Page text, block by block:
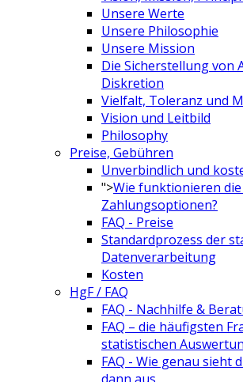
Unsere Werte
Unsere Philosophie
Unsere Mission
Die Sicherstellung von
Diskretion
Vielfalt, Toleranz und
Vision und Leitbild
Philosophy
Preise, Gebühren
Unverbindlich und
">Wie funktionieren
Zahlungsoptionen?
FAQ - Preise
Standardprozess der
Datenverarbeitung
Kosten
HgF / FAQ
FAQ - Nachhilfe &
FAQ – die häufigsten
statistischen
FAQ - Wie genau sieht